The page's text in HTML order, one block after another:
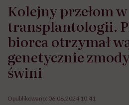
Kolejny przełom w
transplantologii.
biorca otrzymał
genetycznie
świni
Opublikowano: 06.06.2024 10:41